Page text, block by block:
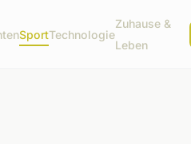
SportTechnologie
Zuhause &
Leben